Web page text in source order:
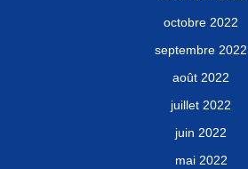
octobre 2022
septembre 2022
août 2022
juillet 2022
juin 2022
mai 2022